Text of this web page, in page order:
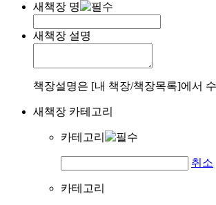
새책장 명
새책장 설명
책장설명은 [내 책장/책장목록]에서
새책장 카테고리
카테고리
취소
카테고리